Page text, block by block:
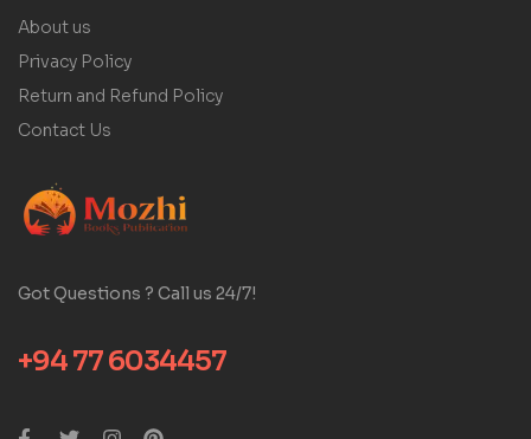
About us
Privacy Policy
Return and Refund Policy
Contact Us
Got Questions ? Call us 24/7!
+94 77 6034457